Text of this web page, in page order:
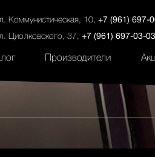
Коммунистическая, 10, +7 (961) 697-
Циолковского, 37, +7 (961) 697-03-03
Контакты Салоны Услуги
Производители